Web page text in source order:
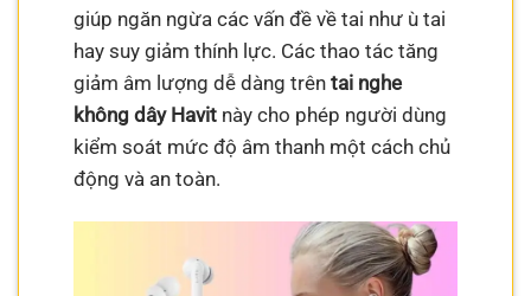
giúp ngăn ngừa các vấn đề về tai như ù tai
hay suy giảm thính lực. Các thao tác tăng
giảm âm lượng dễ dàng trêntai nghe
không dây Havit này cho phép người dùng
kiểm soát mức độ âm thanh một cách chủ
động và an toàn.